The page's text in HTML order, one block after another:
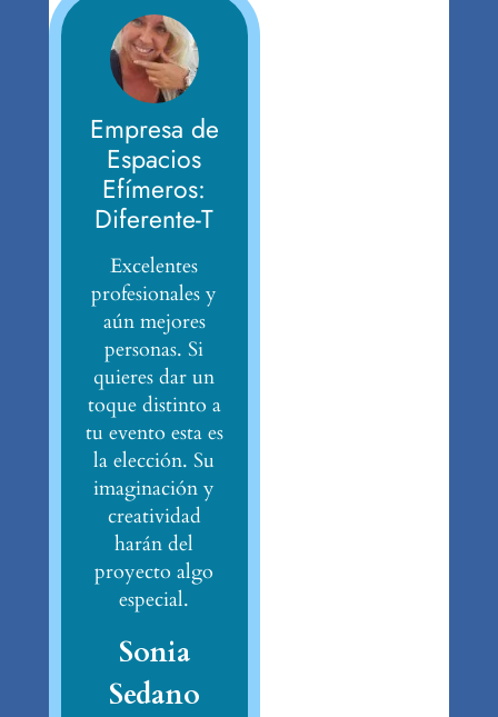
Empresa de
Espacios
Efímeros:
Diferente-T
Excelentes
profesionales y
aún mejores
personas. Si
quieres dar un
toque distinto a
tu evento esta es
la elección. Su
imaginación y
creatividad
harán del
proyecto algo
especial.
Sonia
Sedano